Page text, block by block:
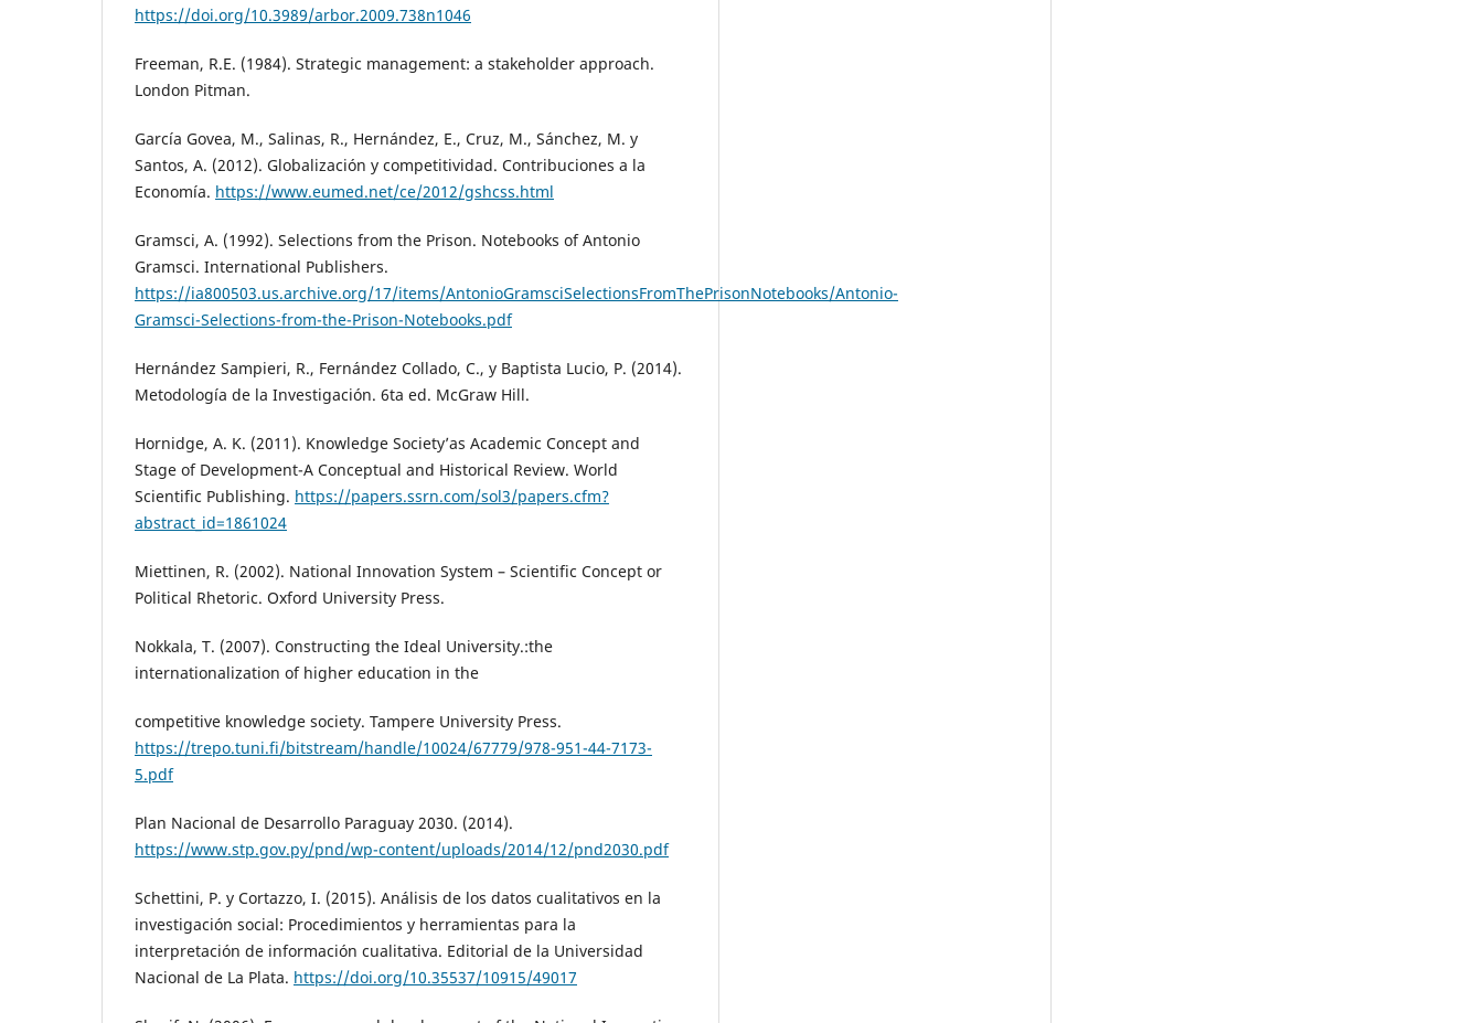
https://doi.org/10.3989/arbor.2009.738n1046
Freeman, R.E. (1984). Strategic management: a stakeholder approach.
London Pitman.
García Govea, M., Salinas, R., Hernández, E., Cruz, M., Sánchez, M. y
Santos, A. (2012). Globalización y competitividad. Contribuciones a la
Economía. https://www.eumed.net/ce/2012/gshcss.html
Gramsci, A. (1992). Selections from the Prison. Notebooks of Antonio
Gramsci. International Publishers.
https://ia800503.us.archive.org/17/items/AntonioGramsciSelectionsFromThePrisonNotebooks/Antonio-
Gramsci-Selections-from-the-Prison-Notebooks.pdf
Hernández Sampieri, R., Fernández Collado, C., y Baptista Lucio, P. (2014).
Metodología de la Investigación. 6ta ed. McGraw Hill.
Hornidge, A. K. (2011). Knowledge Society’as Academic Concept and
Stage of Development-A Conceptual and Historical Review. World
Scientific Publishing. https://papers.ssrn.com/sol3/papers.cfm?
abstract_id=1861024
Miettinen, R. (2002). National Innovation System – Scientific Concept or
Political Rhetoric. Oxford University Press.
Nokkala, T. (2007). Constructing the Ideal University.:the
internationalization of higher education in the
competitive knowledge society. Tampere University Press.
https://trepo.tuni.fi/bitstream/handle/10024/67779/978-951-44-7173-
5.pdf
Plan Nacional de Desarrollo Paraguay 2030. (2014).
https://www.stp.gov.py/pnd/wp-content/uploads/2014/12/pnd2030.pdf
Schettini, P. y Cortazzo, I. (2015). Análisis de los datos cualitativos en la
investigación social: Procedimientos y herramientas para la
interpretación de información cualitativa. Editorial de la Universidad
Nacional de La Plata. https://doi.org/10.35537/10915/49017